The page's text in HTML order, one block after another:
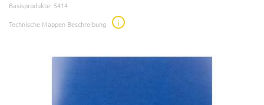
Basisprodukte: 5414
Technische Mappen Beschreibung
i